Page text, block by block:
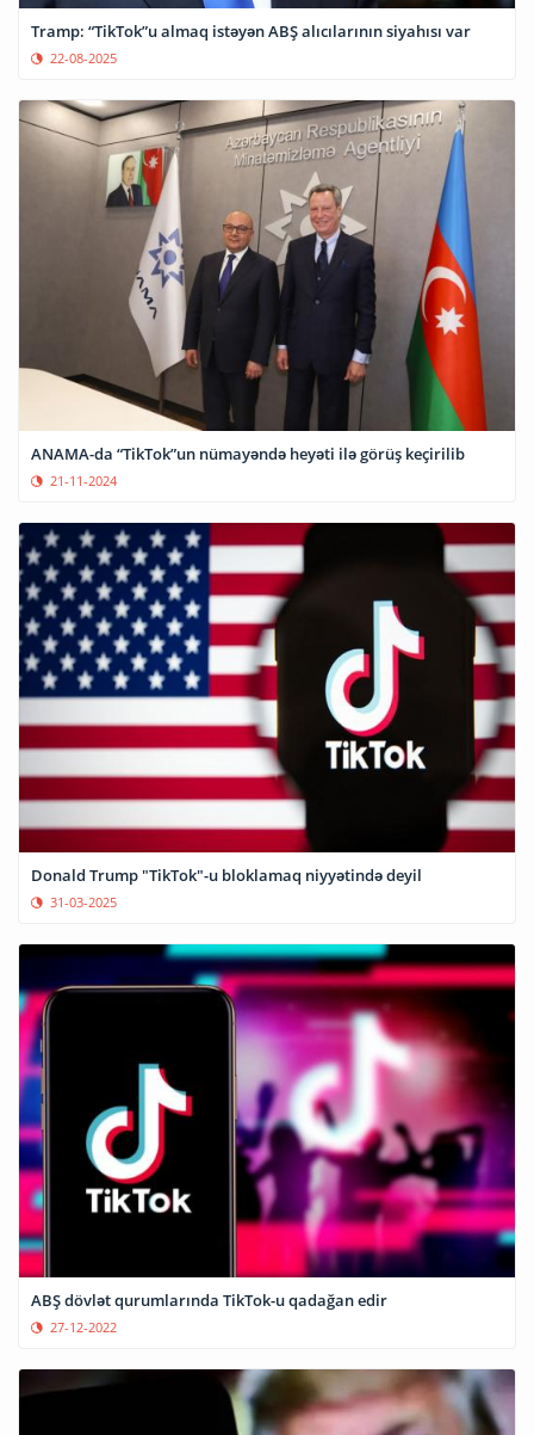
Tramp: “TikTok”u almaq istəyən ABŞ alıcılarının siyahısı var
22-08-2025
ANAMA-da “TikTok”un nümayəndə heyəti ilə görüş keçirilib
21-11-2024
Donald Trump "TikTok"-u bloklamaq niyyətində deyil
31-03-2025
ABŞ dövlət qurumlarında TikTok-u qadağan edir
27-12-2022